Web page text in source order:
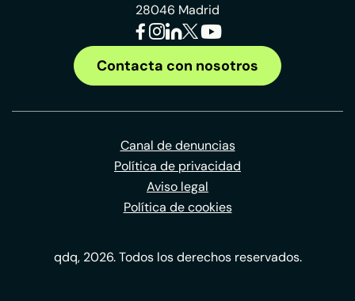
28046 Madrid
Contacta con nosotros
Canal de denuncias
Política de privacidad
Aviso legal
Política de cookies
qdq, 2026. Todos los derechos reservados.